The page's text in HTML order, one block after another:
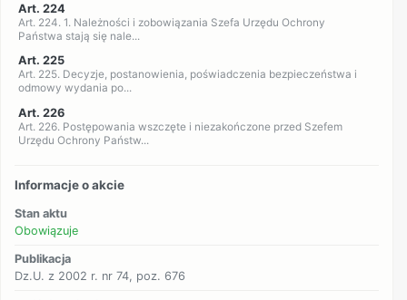
Art. 224
Art. 224. 1. Należności i zobowiązania Szefa Urzędu Ochrony
Państwa stają się nale...
Art. 225
Art. 225. Decyzje, postanowienia, poświadczenia bezpieczeństwa i
odmowy wydania po...
Art. 226
Art. 226. Postępowania wszczęte i niezakończone przed Szefem
Urzędu Ochrony Państw...
Informacje o akcie
Stan aktu
Obowiązuje
Publikacja
Dz.U. z 2002 r. nr 74, poz. 676